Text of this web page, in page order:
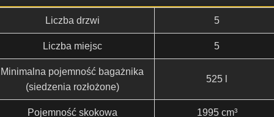
Liczba drzwi 5
Liczba miejsc 5
Minimalna pojemność bagażnika
(siedzenia rozłożone)
525 l
Pojemność skokowa 1995 cm³